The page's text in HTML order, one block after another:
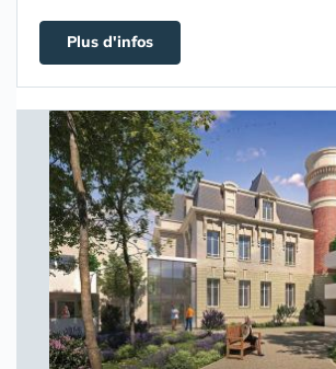
Plus d'infos